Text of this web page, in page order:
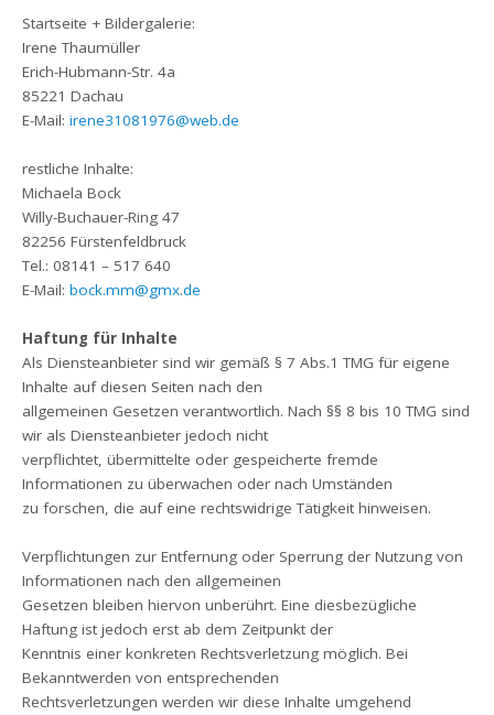
Startseite + Bildergalerie:
Irene Thaumüller
Erich-Hubmann-Str. 4a
85221 Dachau
E-Mail:irene31081976@web.de
restliche Inhalte:
Michaela Bock
Willy-Buchauer-Ring 47
82256 Fürstenfeldbruck
Tel.: 08141 – 517 640
E-Mail:bock.mm@gmx.de
Haftung für Inhalte
Als Diensteanbieter sind wir gemäß § 7 Abs.1 TMG für eigene
Inhalte auf diesen Seiten nach den
allgemeinen Gesetzen verantwortlich. Nach §§ 8 bis 10 TMG sind
wir als Diensteanbieter jedoch nicht
verpflichtet, übermittelte oder gespeicherte fremde
Informationen zu überwachen oder nach Umständen
zu forschen, die auf eine rechtswidrige Tätigkeit hinweisen.
Verpflichtungen zur Entfernung oder Sperrung der Nutzung von
Informationen nach den allgemeinen
Gesetzen bleiben hiervon unberührt. Eine diesbezügliche
Haftung ist jedoch erst ab dem Zeitpunkt der
Kenntnis einer konkreten Rechtsverletzung möglich. Bei
Bekanntwerden von entsprechenden
Rechtsverletzungen werden wir diese Inhalte umgehend